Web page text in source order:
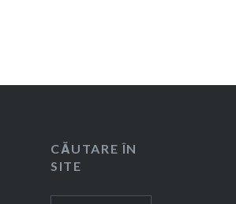
CĂUTARE ÎN
SITE